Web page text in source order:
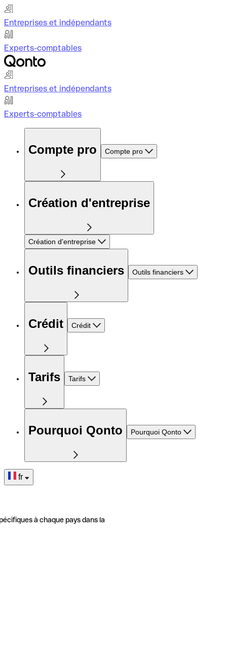
Entreprises et indépendants
Experts-comptables
Entreprises et indépendants
Experts-comptables
Compte pro Compte pro
Création d'entreprise
Création d'entreprise
Outils financiers Outils financiers
Crédit Crédit
Tarifs Tarifs
Pourquoi Qonto Pourquoi Qonto
fr
à chaque pays dans la